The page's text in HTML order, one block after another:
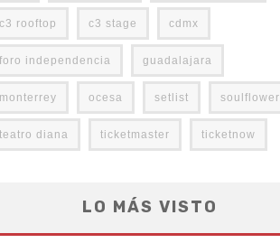
c3 rooftop c3 stage cdmx
foro independencia guadalajara
monterrey ocesa setlist soulflower
teatro diana ticketmaster ticketnow
LO MÁS VISTO